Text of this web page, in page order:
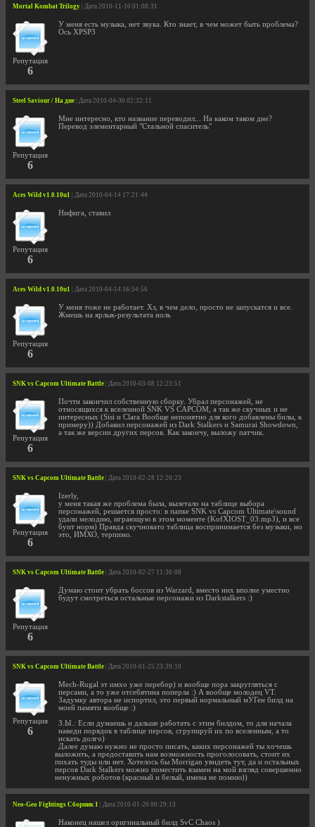
Mortal Kombat Trilogy | Дата 2010-11-10 01:08:31
Репутация
6
У меня есть музыка, нет звука. Кто знает, в чем может быть проблема?
Ось XPSP3
Steel Saviour / На дне | Дата 2010-04-30 02:32:11
Репутация
6
Мне интересно, кто название переводил... На каком таком дне?
Перевод элементарный "Стальной спаситель"
Aces Wild v1.0.10u1 | Дата 2010-04-14 17:21:44
Репутация
6
Нифига, ставил
Aces Wild v1.0.10u1 | Дата 2010-04-14 16:54:56
Репутация
6
У меня тоже не работает. Хз, в чем дело, просто не запускатся и все.
Жмешь на ярлык-результата ноль
SNK vs Capcom Ultimate Battle | Дата 2010-03-08 12:23:51
Репутация
6
Почти закончил собственную сборку. Убрал персонажей, не
относящихся к вселенной SNK VS CAPCOM, а так же скучных и не
интересных (Sisi и Clara Вообще непонятно для кого добавлены билы, к
примеру)) Добавил персонажей из Dark Stalkers и Samurai Showdown,
а так же версии других персов. Как закончу, выложу патчик.
SNK vs Capcom Ultimate Battle | Дата 2010-02-28 12:20:23
Репутация
6
Izerly,
у меня такая же проблема была, вылетало на таблице выбора
персонажей, решается просто: в папке SNK vs Capcom Ultimate\sound
удали мелодию, играющую в этом моменте (KofXIOST_03.mp3), и все
буит норм) Правда скучновато таблица воспринимается без музыки, но
это, ИМХО, терпимо.
SNK vs Capcom Ultimate Battle | Дата 2010-02-27 11:36:08
Репутация
6
Думаю стоит убрать боссов из Warzard, вместо них вполне уместно
будут смотреться остальные персонажи из Darkstalkers :)
SNK vs Capcom Ultimate Battle | Дата 2010-01-25 23:39:10
Репутация
6
Mech-Rugal эт имхо уже перебор) и вообще пора закругляться с
персами, а то уже отсебятина поперла :) А вообще молодец VT.
Задумку автора не испортил, это первый нормальный мУГен билд на
моей памяти вообще :)
З.Ы.: Если думаешь и дальше работать с этим билдом, то для начала
наведи порядок в таблице персов, сгрупируй их по вселенным, а то
искать долго)
Далее думаю нужно не просто писать, каких персонажей ты хочешь
выложить, а предоставить нам возможность проголосовать, стоит их
пихать туды или нет. Хотелось бы Morrigan увидеть тут, да и остальных
персов Dark Stalkers можно поместить взамен на мой взгляд совершенно
ненужных роботов (красный и белый, имена не помню))
Neo-Geo Fightings Сборник 1 | Дата 2010-01-20 00:29:13
Наконец нашел оригинальный билд SvC Chaos )